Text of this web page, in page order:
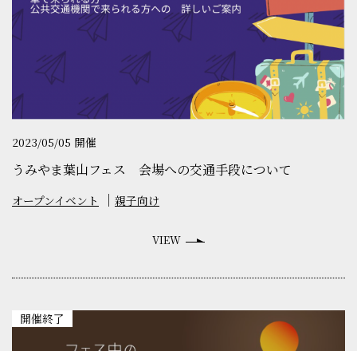
2023/05/05 開催
うみやま葉山フェス 会場への交通手段について
オープンイベント 親子向け
VIEW
開催終了